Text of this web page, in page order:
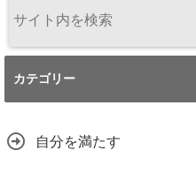
カテゴリー
自分を満たす